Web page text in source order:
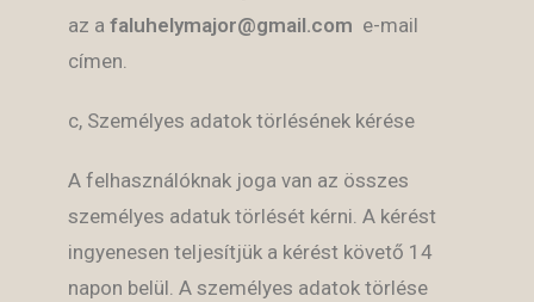
az afaluhelymajor@gmail.com e-mail
címen.
c, Személyes adatok törlésének kérése
A felhasználóknak joga van az összes
személyes adatuk törlését kérni. A kérést
ingyenesen teljesítjük a kérést követő 14
napon belül. A személyes adatok törlése